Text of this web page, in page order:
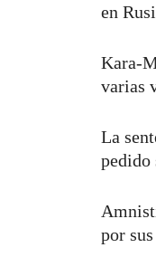
en
Kara-
varias
La
pedido
por